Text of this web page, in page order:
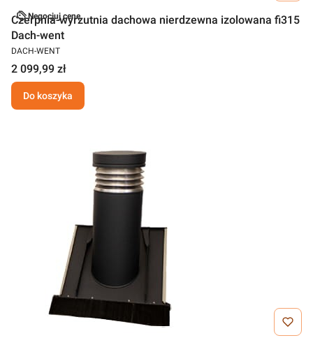
Negocjuj cenę
Czerpnia-wyrzutnia dachowa nierdzewna izolowana fi315
Dach-went
DACH-WENT
2 099,99 zł
Do koszyka